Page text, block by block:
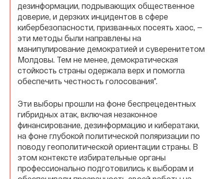
дезинформации, подрывающих общественное
доверие, и дерзких инцидентов в сфере
кибербезопасности, призванных посеять хаос, —
эти методы были направлены на
манипулирование демократией и суверенитетом
Молдовы. Тем не менее, демократическая
стойкость страны одержала верх и помогла
обеспечить честность голосования”.
Эти выборы прошли на фоне беспрецедентных
гибридных атак, включая незаконное
финансирование, дезинформацию и кибератаки,
на фоне глубокой политической поляризации по
поводу геополитической ориентации страны. В
этом контексте избирательные органы
профессионально подготовились к выборам и